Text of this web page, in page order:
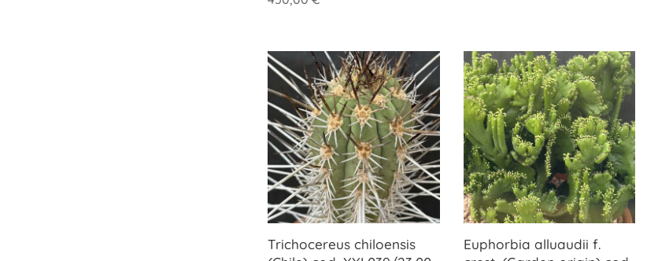
Trichocereus chiloensis
Euphorbia alluaudii f.